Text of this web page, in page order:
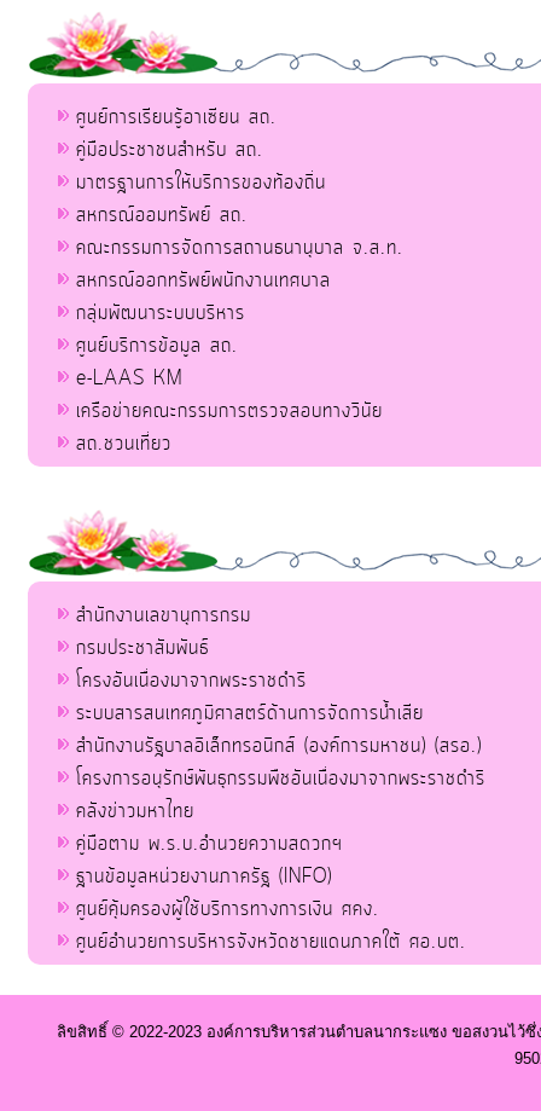
ศูนย์การเรียนรู้อาเซียน สถ.
คู่มือประชาชนสำหรับ สถ.
มาตรฐานการให้บริการของท้องถิ่น
สหกรณ์ออมทรัพย์ สถ.
คณะกรรมการจัดการสถานธนานุบาล จ.ส.ท.
สหกรณ์ออกทรัพย์พนักงานเทศบาล
กลุ่มพัฒนาระบบบริหาร
ศูนย์บริการข้อมูล สถ.
e-LAAS KM
เครือข่ายคณะกรรมการตรวจสอบทางวินัย
สถ.ชวนเที่ยว
สำนักงานเลขานุการกรม
กรมประชาสัมพันธ์
โครงอันเนื่องมาจากพระราชดำริ
ระบบสารสนเทศภูมิศาสตร์ด้านการจัดการน้ำเสีย
สำนักงานรัฐบาลอิเล็กทรอนิกส์ (องค์การมหาชน) (สรอ.)
โครงการอนุรักษ์พันธุกรรมพืชอันเนื่องมาจากพระราชดำริ
คลังข่าวมหาไทย
คู่มือตาม พ.ร.บ.อำนวยความสดวกฯ
ฐานข้อมูลหน่วยงานภาครัฐ (INFO)
ศูนย์คุ้มครองผู้ใช้บริการทางการเงิน ศคง.
ศูนย์อำนวยการบริหารจังหวัดชายแดนภาคใต้ ศอ.บต.
ลิขสิทธิ์ © 2022-2023 องค์การบริหารส่วนตำบลนากระแซง ขอสงวนไว้